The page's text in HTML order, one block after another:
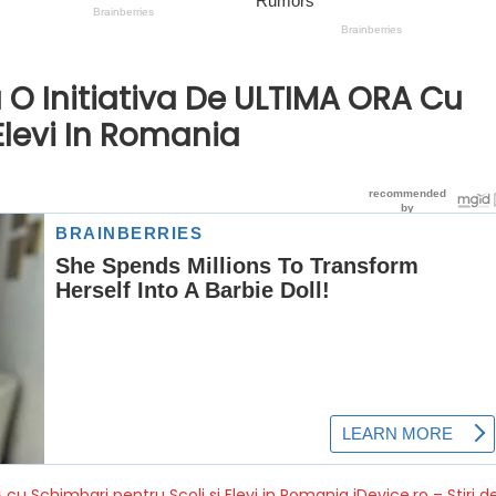
Initiativa De ULTIMA ORA Cu
In Romania